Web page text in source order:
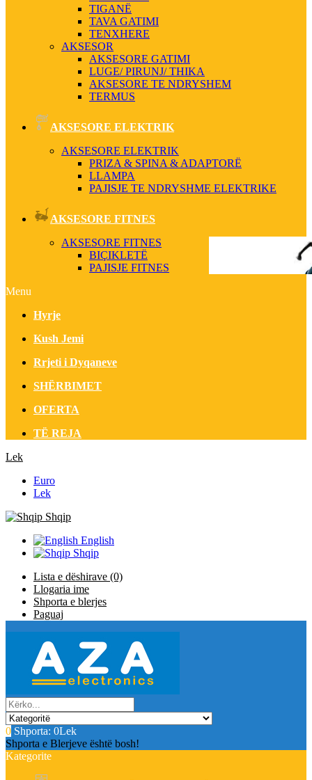
TIGANË
TAVA GATIMI
TENXHERE
AKSESOR
AKSESORE GATIMI
LUGE/ PIRUNJ/ THIKA
AKSESORE TE NDRYSHEM
TERMUS
AKSESORE ELEKTRIK
AKSESORE ELEKTRIK
PRIZA & SPINA & ADAPTORË
LLAMPA
PAJISJE TE NDRYSHME ELEKTRIKE
AKSESORE FITNES
AKSESORE FITNES
BIÇIKLETË
PAJISJE FITNES
Menu
Hyrje
Kush Jemi
Rrjeti i Dyqaneve
SHËRBIMET
OFERTA
TË REJA
Lek
Euro
Lek
Shqip
English
Shqip
Lista e dëshirave (0)
Llogaria ime
Shporta e blerjes
Paguaj
0 Shporta: 0Lek
Shporta e Blerjeve është bosh!
Kategorite